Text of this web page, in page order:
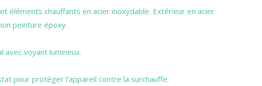
éléments chauffants en acier inoxydable. Extérieur en acier
peinture époxy.
avec voyant lumineux.
pour protéger l'appareil contre la surchauffe.